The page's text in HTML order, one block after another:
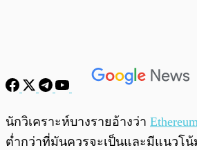
พร้อมเล่น
นักวิเคราะห์บางรายอ้างว่า
ต่ำกว่าที่มันควรจะเป็นและมีแนวโ